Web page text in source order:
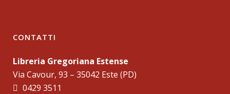
CONTATTI
Libreria Gregoriana Estense
Via Cavour, 93 – 35042 Este (PD)
0429 3511